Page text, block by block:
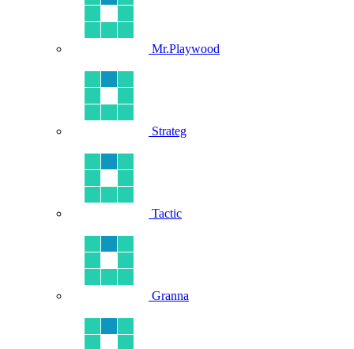
Mr.Playwood
Strateg
Tactic
Granna